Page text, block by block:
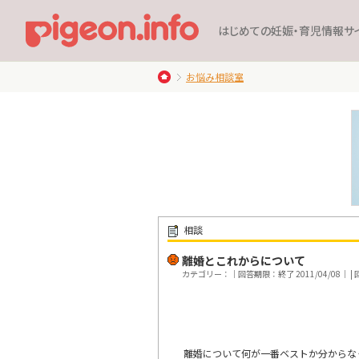
はじめての妊娠・育児情報サ
お悩み相談室
相談
離婚とこれからについて
カテゴリー：｜回答期限：終了 2011/04/08｜ |
離婚について何が一番ベストか分から